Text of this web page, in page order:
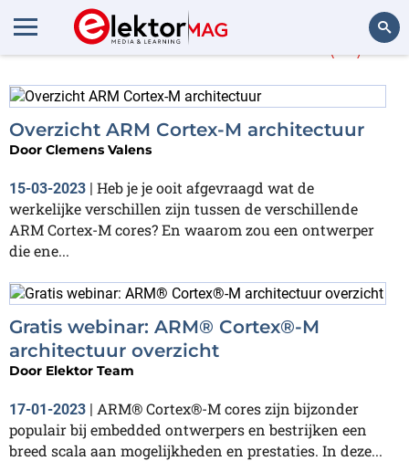
Meer overCortex-M
Overzicht ARM Cortex-M architectuur
Door Clemens Valens
15-03-2023 | Heb je je ooit afgevraagd wat de
werkelijke verschillen zijn tussen de verschillende
ARM Cortex-M cores? En waarom zou een ontwerper
die ene...
Gratis webinar: ARM® Cortex®-M
architectuur overzicht
Door Elektor Team
17-01-2023 | ARM® Cortex®-M cores zijn bijzonder
populair bij embedded ontwerpers en bestrijken een
breed scala aan mogelijkheden en prestaties. In deze...